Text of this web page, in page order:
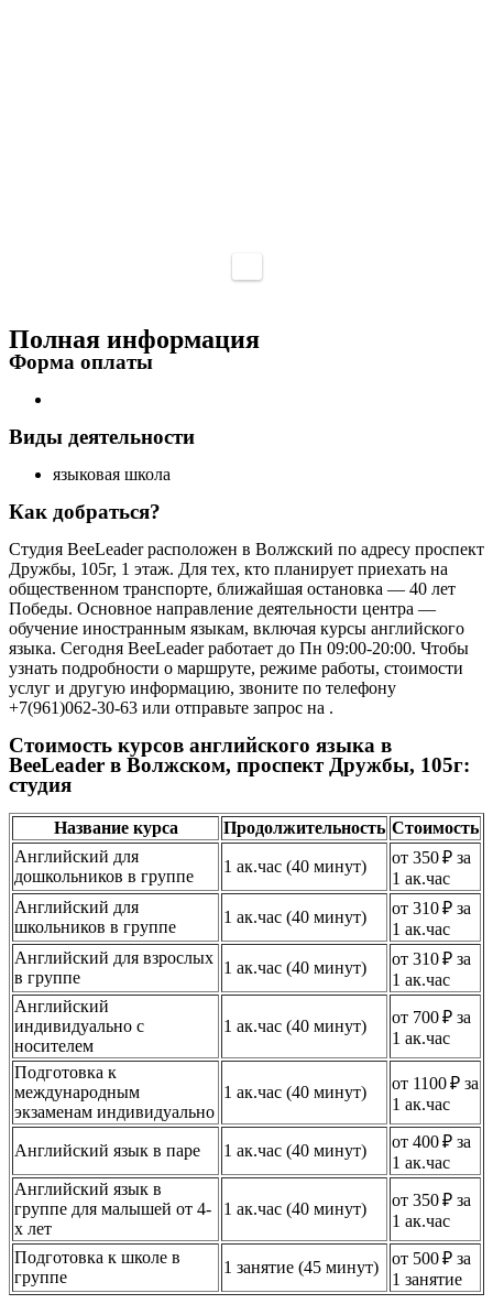
Полная информация
Форма оплаты
Виды деятельности
языковая школа
Как добраться?
Студия BeeLeader расположен в Волжский по адресу проспект
Дружбы, 105г, 1 этаж. Для тех, кто планирует приехать на
общественном транспорте, ближайшая остановка — 40 лет
Победы. Основное направление деятельности центра —
обучение иностранным языкам, включая курсы английского
языка. Сегодня BeeLeader работает до Пн 09:00-20:00. Чтобы
узнать подробности о маршруте, режиме работы, стоимости
услуг и другую информацию, звоните по телефону
+7(961)062-30-63 или отправьте запрос на .
Стоимость курсов английского языка в
BeeLeader в Волжском, проспект Дружбы, 105г:
студия
Название курса Продолжительность Стоимость
Английский для
дошкольников в группе
1 ак.час (40 минут)
от 350 ₽ за
1 ак.час
Английский для
школьников в группе
1 ак.час (40 минут)
от 310 ₽ за
1 ак.час
Английский для взрослых
в группе
1 ак.час (40 минут)
от 310 ₽ за
1 ак.час
Английский
индивидуально с
носителем
1 ак.час (40 минут)
от 700 ₽ за
1 ак.час
Подготовка к
международным
экзаменам индивидуально
1 ак.час (40 минут)
от 1100 ₽ за
1 ак.час
Английский язык в паре 1 ак.час (40 минут)
от 400 ₽ за
1 ак.час
Английский язык в
группе для малышей от 4-
х лет
1 ак.час (40 минут)
от 350 ₽ за
1 ак.час
Подготовка к школе в
группе
1 занятие (45 минут)
от 500 ₽ за
1 занятие